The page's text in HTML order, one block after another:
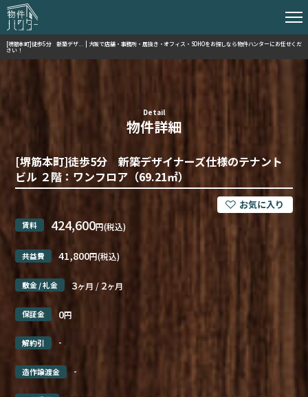
[堺筋本町]徒歩5分 新築デザ... | 大阪で店舗・事務所・居抜き・オフィス・SOHOをお探しなら物件ハンターにお任せくだ
さい！
Detail
物件詳細
[堺筋本町]徒歩5分 新築デザイナーズ仕様のテナント
ビル ２階：ワンフロア（69.21㎡）
賃料 424,600円(税込)
共益費 41,800円(税込)
敷金 / 礼金 3ヶ月 / 2ヶ月
保証金 0円
解約引 -
造作譲渡金 -